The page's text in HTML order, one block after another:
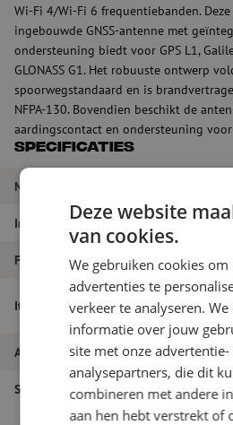
Wi-Fi 4/Wi-Fi 6 frequentiebanden.
ingebouwde GNSS-antenne met
ondersteuning biedt voor GPS L1,
GLONASS G1. Het robuuste ontwerp
spoorwegstandaard en is
NFPA-130. Bovendien beschikt de
aardingscontact en ondersteuning
Specificaties
Merk
Impedantie 50 Ω
Frequentiebereik 380 - 6425
Itemnaam
Sencity Rail
Artikelnummer M6000133
Soort product Voertuig
Deze website
van cookies.
We gebruiken cookies
advertenties te
verkeer te analyseren.
informatie over jouw
site met onze advertentie-
analysepartners, die dit
combineren met andere
aan hen hebt verstrekt of